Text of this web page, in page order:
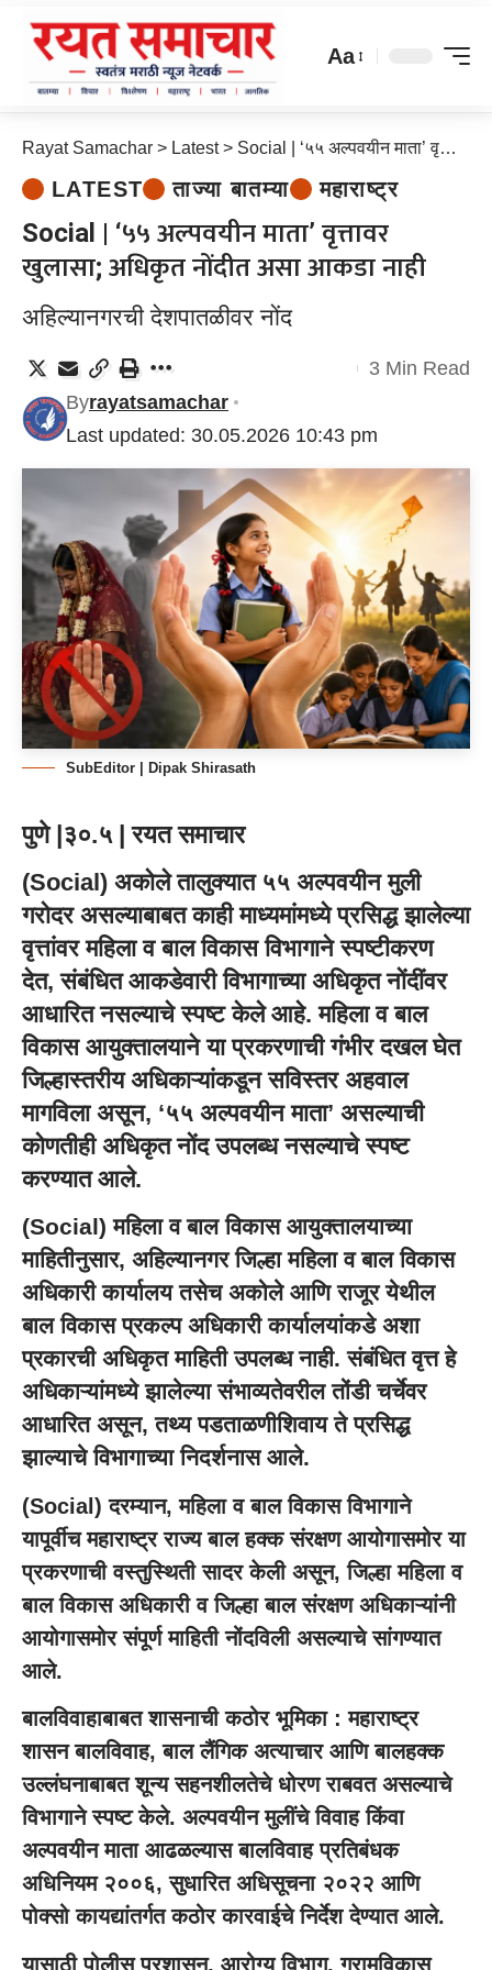
Aa
Rayat Samachar > Latest> Social | ‘५५ अल्पवयीन माता’ वृत्तावर खुलासा; अधिकृत नोंदीत असा आकडा नाही
LATEST ताज्या बातम्या महाराष्ट्र
Social | ‘५५ अल्पवयीन माता’ वृत्तावर
खुलासा; अधिकृत नोंदीत असा आकडा नाही
अहिल्यानगरची देशपातळीवर नोंद
Last updated: 30.05.2026 10:43 pm
Byrayatsamachar
3 Min Read
SubEditor | Dipak Shirasath
पुणे |३०.५ | रयत समाचार
(Social) अकोले तालुक्यात ५५ अल्पवयीन मुली
गरोदर असल्याबाबत काही माध्यमांमध्ये प्रसिद्ध झालेल्या
वृत्तांवर महिला व बाल विकास विभागाने स्पष्टीकरण
देत, संबंधित आकडेवारी विभागाच्या अधिकृत नोंदींवर
आधारित नसल्याचे स्पष्ट केले आहे. महिला व बाल
विकास आयुक्तालयाने या प्रकरणाची गंभीर दखल घेत
जिल्हास्तरीय अधिकाऱ्यांकडून सविस्तर अहवाल
मागविला असून, ‘५५ अल्पवयीन माता’ असल्याची
कोणतीही अधिकृत नोंद उपलब्ध नसल्याचे स्पष्ट
करण्यात आले.
(Social) महिला व बाल विकास आयुक्तालयाच्या
माहितीनुसार, अहिल्यानगर जिल्हा महिला व बाल विकास
अधिकारी कार्यालय तसेच अकोले आणि राजूर येथील
बाल विकास प्रकल्प अधिकारी कार्यालयांकडे अशा
प्रकारची अधिकृत माहिती उपलब्ध नाही. संबंधित वृत्त हे
अधिकाऱ्यांमध्ये झालेल्या संभाव्यतेवरील तोंडी चर्चेवर
आधारित असून, तथ्य पडताळणीशिवाय ते प्रसिद्ध
झाल्याचे विभागाच्या निदर्शनास आले.
(Social) दरम्यान, महिला व बाल विकास विभागाने
यापूर्वीच महाराष्ट्र राज्य बाल हक्क संरक्षण आयोगासमोर या
प्रकरणाची वस्तुस्थिती सादर केली असून, जिल्हा महिला व
बाल विकास अधिकारी व जिल्हा बाल संरक्षण अधिकाऱ्यांनी
आयोगासमोर संपूर्ण माहिती नोंदविली असल्याचे सांगण्यात
आले.
बालविवाहाबाबत शासनाची कठोर भूमिका : महाराष्ट्र
शासन बालविवाह, बाल लैंगिक अत्याचार आणि बालहक्क
उल्लंघनाबाबत शून्य सहनशीलतेचे धोरण राबवत असल्याचे
विभागाने स्पष्ट केले. अल्पवयीन मुलींचे विवाह किंवा
अल्पवयीन माता आढळल्यास बालविवाह प्रतिबंधक
अधिनियम २००६, सुधारित अधिसूचना २०२२ आणि
पोक्सो कायद्यांतर्गत कठोर कारवाईचे निर्देश देण्यात आले.
यासाठी पोलीस प्रशासन, आरोग्य विभाग, ग्रामविकास